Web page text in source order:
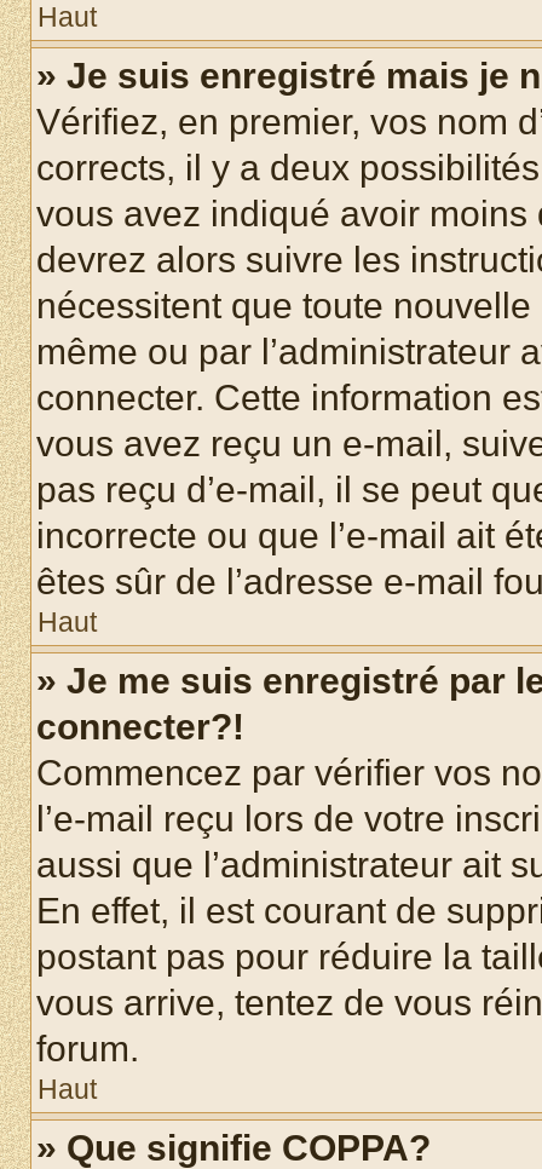
Haut
» Je suis enregistré mais je
Vérifiez, en premier, vos nom
corrects, il y a deux
vous avez indiqué avoir moins
devrez alors suivre les
nécessitent que toute
même ou par l’administrateur
connecter. Cette information
vous avez reçu un e-mail,
pas reçu d’e-mail, il se peut
incorrecte ou que l’e-mail ait
êtes sûr de l’adresse e-mail
Haut
» Je me suis enregistré par
connecter?!
Commencez par vérifier vos
l’e-mail reçu lors de votre
aussi que l’administrateur ait
En effet, il est courant de
postant pas pour réduire la
vous arrive, tentez de vous
forum.
Haut
» Que signifie COPPA?